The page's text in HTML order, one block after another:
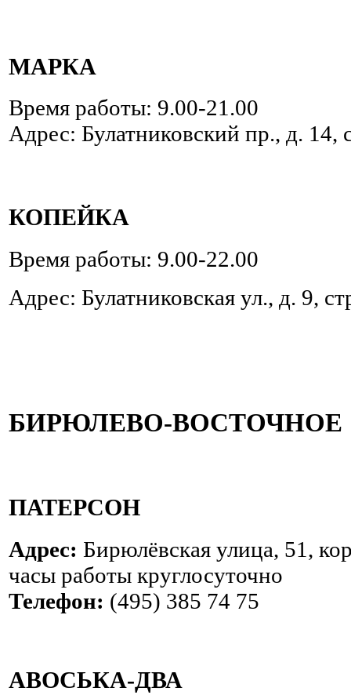
МАРКА
Время работы: 9.00-21.00
Адрес: Булатниковский пр., д. 14,
КОПЕЙКА
Время работы: 9.00-22.00
Адрес: Булатниковская ул., д. 9,
БИРЮЛЕВО-ВОСТОЧНОЕ
ПАТЕРСОН
Адрес: Бирюлёвская улица, 51,
часы работы круглосуточно
Телефон: (495) 385 74 75
АВОСЬКА-ДВА